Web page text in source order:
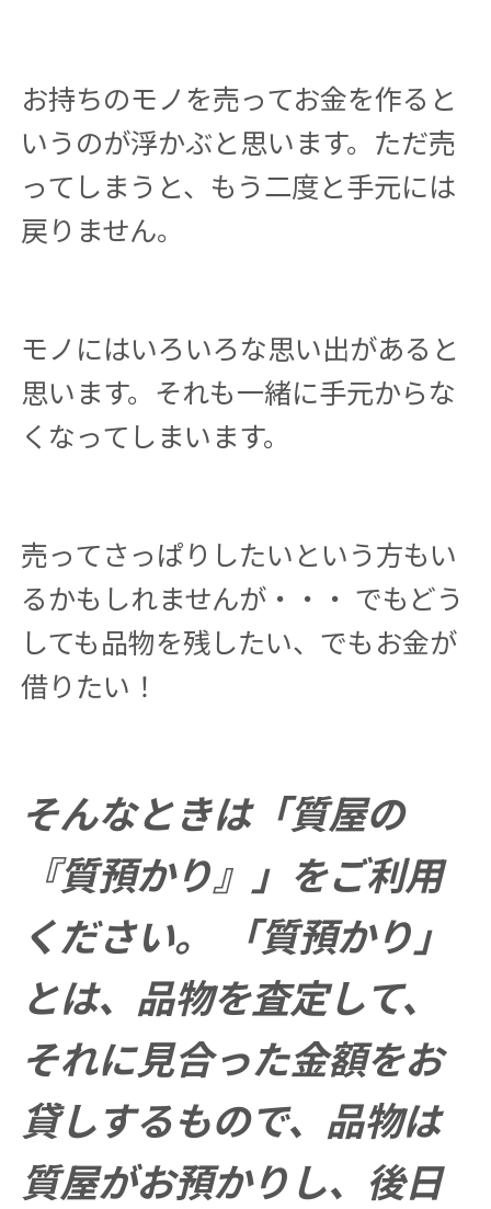
お持ちのモノを売ってお金を作ると
いうのが浮かぶと思います。ただ売
ってしまうと、もう二度と手元には
戻りません。
モノにはいろいろな思い出があると
思います。それも一緒に手元からな
くなってしまいます。
売ってさっぱりしたいという方もい
るかもしれませんが・・・ でもどう
しても品物を残したい、でもお金が
借りたい！
そんなときは「質屋の
『質預かり』」をご利用
ください。 「質預かり」
とは、品物を査定して、
それに見合った金額をお
貸しするもので、品物は
質屋がお預かりし、後日